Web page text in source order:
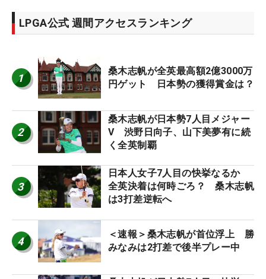
LPGA公式 週間アクセスランキング
1
桑木志帆が全英最高額2億3000万
円ゲット 日本勢の獲得賞金は？
2
桑木志帆が日本勢7人目メジャー
V 渋野日向子、山下美夢有に続
く全英制覇
3
日本人女子7人目の快挙なるか
全英決着は何時ごろ？ 桑木志帆
は3打差逆転へ
4
＜速報＞桑木志帆が首位浮上 勝
みなみは2打差で後半プレー中